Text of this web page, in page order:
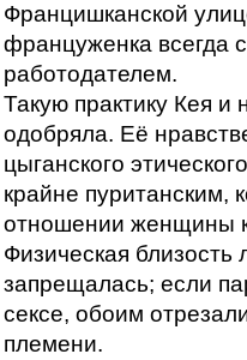
Францишканской
француженка всегда
работодателем.
Такую практику Кея и
одобряла. Её
цыганского
крайне пуританским,
отношении женщины
Физическая близость
запрещалась; если
сексе, обоим
племени.